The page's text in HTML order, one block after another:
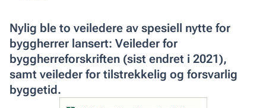
Nylig ble to veiledere av spesiell nytte for
byggherrer lansert: Veileder for
byggherreforskriften (sist endret i 2021),
samt veileder for tilstrekkelig og forsvarlig
byggetid.